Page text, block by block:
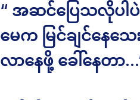
“ အဆင်ပြေသလိုပါ
မေက မြင်ချင်နေ
လာနေဖို့ ခေါ်နေတာ